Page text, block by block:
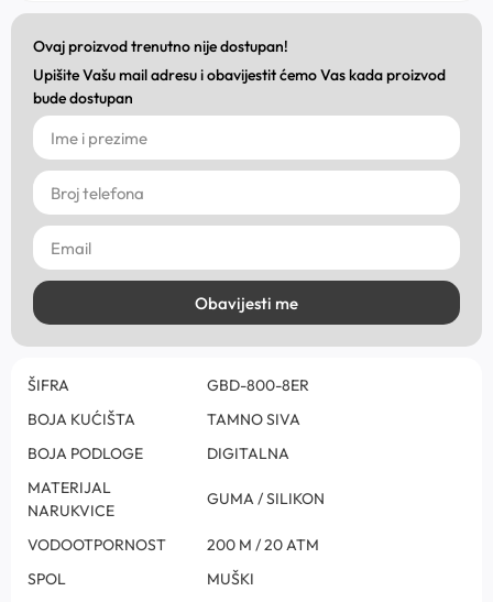
Ovaj proizvod trenutno nije dostupan!
Upišite Vašu mail adresu i obavijestit ćemo Vas kada proizvod
bude dostupan
Obavijesti me
ŠIFRA
GBD-800-8ER
BOJA KUĆIŠTA
TAMNO SIVA
BOJA PODLOGE
DIGITALNA
MATERIJAL
NARUKVICE
GUMA / SILIKON
VODOOTPORNOST
200 M / 20 ATM
SPOL
MUŠKI